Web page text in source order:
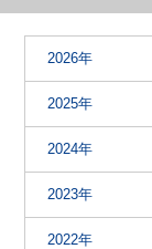
2026年
2025年
2024年
2023年
2022年